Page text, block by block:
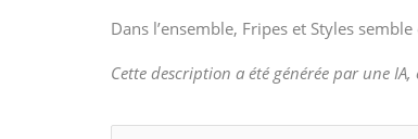
Dans l’ensemble, Fripes et Styles
Cette description a été générée par une